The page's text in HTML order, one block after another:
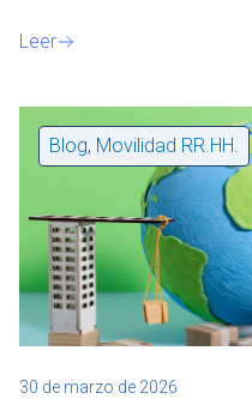
Leer
Blog, Movilidad RR.HH.
30 de marzo de 2026